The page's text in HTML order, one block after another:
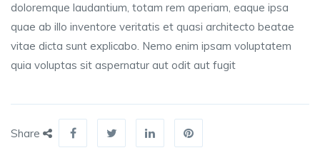
doloremque laudantium, totam rem aperiam, eaque ipsa
quae ab illo inventore veritatis et quasi architecto beatae
vitae dicta sunt explicabo. Nemo enim ipsam voluptatem
quia voluptas sit aspernatur aut odit aut fugit
Share